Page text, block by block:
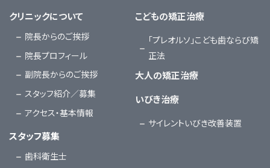
クリニックについて
院長からのご挨拶
院長プロフィール
副院長からのご挨拶
スタッフ紹介／募集
アクセス・基本情報
スタッフ募集
歯科衛生士
こどもの矯正治療
「プレオルソ」こども歯ならび矯
正法
大人の矯正治療
いびき治療
サイレントいびき改善装置